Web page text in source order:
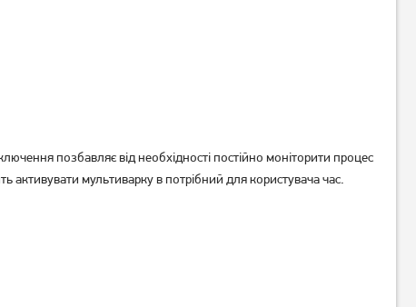
позбавляє від необхідності постійно моніторити процес
активувати мультиварку в потрібний для користувача час.